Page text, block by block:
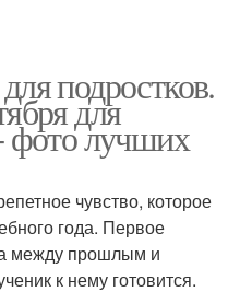
подростков.
для
фото лучших
чувство, которое
года. Первое
между прошлым и
к нему готовится.